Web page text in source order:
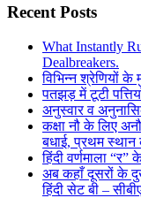
Recent Posts
What Instantly
Dealbreakers.
विभिन्न श्रेणियों के
पतझड़ में टूटी
अनुस्वार व
कक्षा नौ के लिए
बधाई, प्रथम स्थान
हिंदी वर्णमाला “र”
अब कहाँ दूसरों के
हिंदी सेट बी –